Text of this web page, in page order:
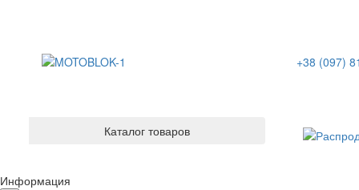
+38 (097)
Каталог товаров
Информация